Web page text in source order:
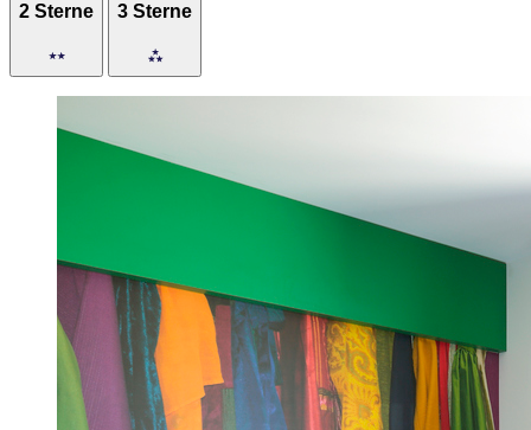
2 Sterne 3 Sterne